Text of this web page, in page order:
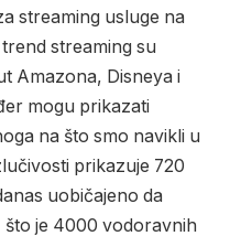
streaming usluge na
streaming su
Amazona, Disneya i
mogu prikazati
na što smo navikli u
prikazuje 720
uobičajeno da
je 4000 vodoravnih